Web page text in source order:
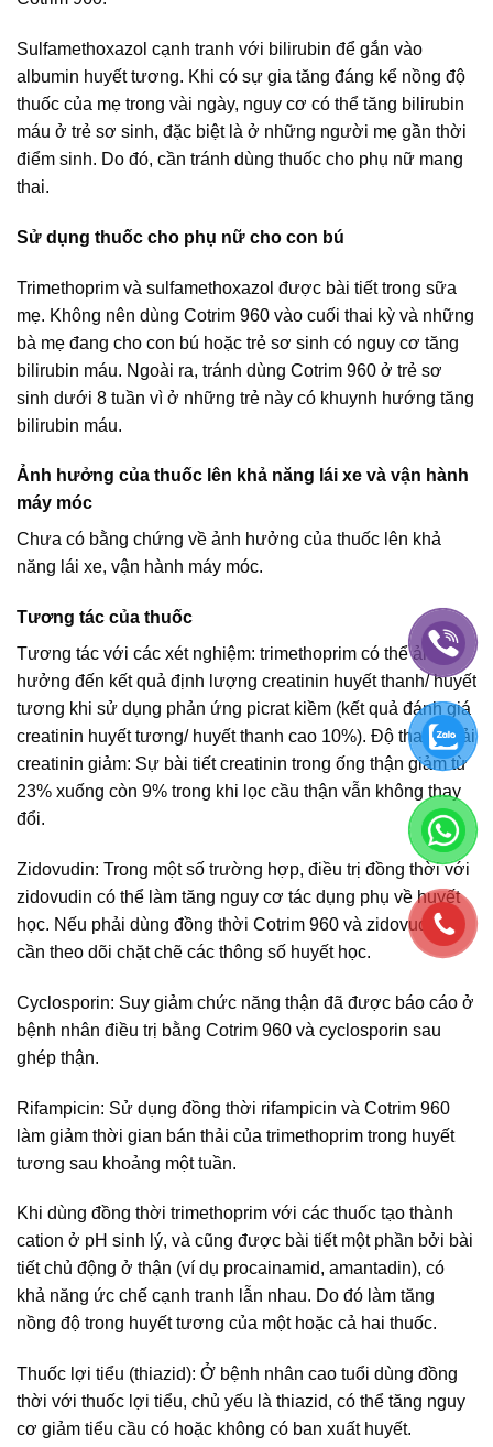
Sulfamethoxazol cạnh tranh với bilirubin để gắn vào
albumin huyết tương. Khi có sự gia tăng đáng kể nồng độ
thuốc của mẹ trong vài ngày, nguy cơ có thể tăng bilirubin
máu ở trẻ sơ sinh, đặc biệt là ở những người mẹ gần thời
điểm sinh. Do đó, cần tránh dùng thuốc cho phụ nữ mang
thai.
Sử dụng thuốc cho phụ nữ cho con bú
Trimethoprim và sulfamethoxazol được bài tiết trong sữa
mẹ. Không nên dùng Cotrim 960 vào cuối thai kỳ và những
bà mẹ đang cho con bú hoặc trẻ sơ sinh có nguy cơ tăng
bilirubin máu. Ngoài ra, tránh dùng Cotrim 960 ở trẻ sơ
sinh dưới 8 tuần vì ở những trẻ này có khuynh hướng tăng
bilirubin máu.
Ảnh hưởng của thuốc lên khả năng lái xe và vận hành
máy móc
Chưa có bằng chứng về ảnh hưởng của thuốc lên khả
năng lái xe, vận hành máy móc.
Tương tác của thuốc
Tương tác với các xét nghiệm: trimethoprim có thể ảnh
hưởng đến kết quả định lượng creatinin huyết thanh/ huyết
tương khi sử dụng phản ứng picrat kiềm (kết quả đánh giá
creatinin huyết tương/ huyết thanh cao 10%). Độ thanh thải
creatinin giảm: Sự bài tiết creatinin trong ống thận giảm từ
23% xuống còn 9% trong khi lọc cầu thận vẫn không thay
đổi.
Zidovudin: Trong một số trường hợp, điều trị đồng thời với
zidovudin có thể làm tăng nguy cơ tác dụng phụ về huyết
học. Nếu phải dùng đồng thời Cotrim 960 và zidovudin,
cần theo dõi chặt chẽ các thông số huyết học.
Cyclosporin: Suy giảm chức năng thận đã được báo cáo ở
bệnh nhân điều trị bằng Cotrim 960 và cyclosporin sau
ghép thận.
Rifampicin: Sử dụng đồng thời rifampicin và Cotrim 960
làm giảm thời gian bán thải của trimethoprim trong huyết
tương sau khoảng một tuần.
Khi dùng đồng thời trimethoprim với các thuốc tạo thành
cation ở pH sinh lý, và cũng được bài tiết một phần bởi bài
tiết chủ động ở thận (ví dụ procainamid, amantadin), có
khả năng ức chế cạnh tranh lẫn nhau. Do đó làm tăng
nồng độ trong huyết tương của một hoặc cả hai thuốc.
Thuốc lợi tiểu (thiazid): Ở bệnh nhân cao tuổi dùng đồng
thời với thuốc lợi tiểu, chủ yếu là thiazid, có thể tăng nguy
cơ giảm tiểu cầu có hoặc không có ban xuất huyết.